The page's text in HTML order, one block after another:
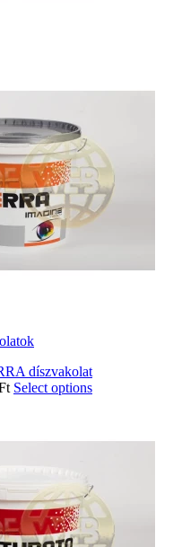
díszvakolat
Select options